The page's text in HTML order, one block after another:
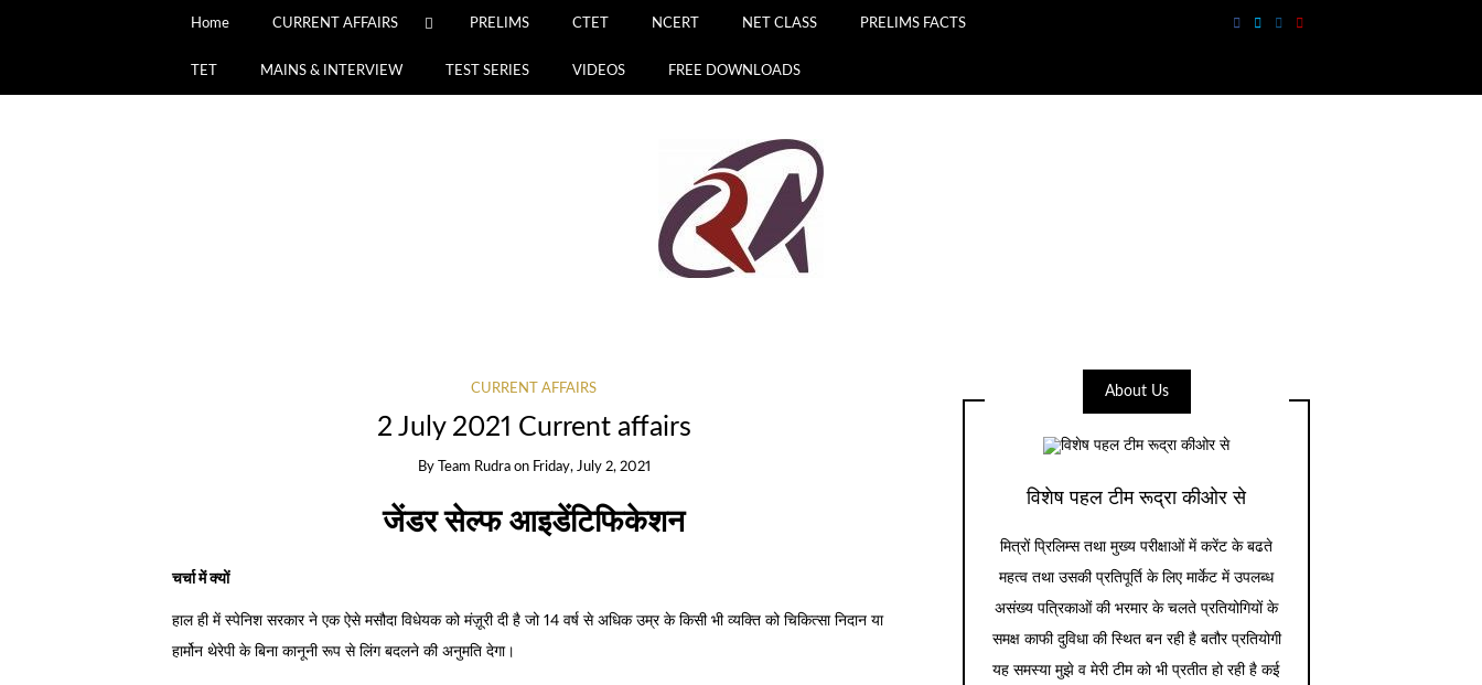
Home CURRENT AFFAIRS PRELIMS CTET NCERT NET CLASS PRELIMS FACTS
TET MAINS & INTERVIEW TEST SERIES VIDEOS FREE DOWNLOADS
CURRENT AFFAIRS
2 July 2021 Current affairs
By Team Rudra on Friday, July 2, 2021
जेंडर सेल्फ आइडेंटिफिकेशन
चर्चा में क्यों
हाल ही में स्पेनिश सरकार ने एक ऐसे मसौदा विधेयक को मंज़ूरी दी है जो 14 वर्ष से अधिक उम्र के किसी भी व्यक्ति को चिकित्सा निदान या
हार्मोन थेरेपी के बिना कानूनी रूप से लिंग बदलने की अनुमति देगा।
About Us
विशेष पहल टीम रूद्रा कीओर से
मित्रों प्रिलिम्स तथा मुख्य परीक्षाओं में करेंट के बढते
महत्व तथा उसकी प्रतिपूर्ति के लिए मार्केट में उपलब्ध
असंख्य पत्रिकाओं की भरमार के चलते प्रतियोगियों के
समक्ष काफी दुविधा की स्थित बन रही है बतौर प्रतियोगी
यह समस्या मुझे व मेरी टीम को भी प्रतीत हो रही है कई